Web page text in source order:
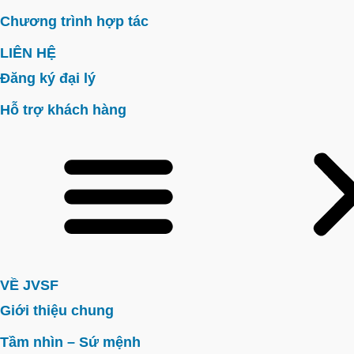
Chương trình hợp tác
LIÊN HỆ
Đăng ký đại lý
Hỗ trợ khách hàng
VỀ JVSF
Giới thiệu chung
Tầm nhìn – Sứ mệnh